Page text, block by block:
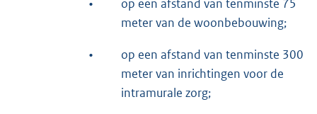
•
op een afstand van tenminste 75
meter van de woonbebouwing;
•
op een afstand van tenminste 300
meter van inrichtingen voor de
intramurale zorg;